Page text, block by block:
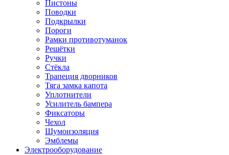
Пистоны
Поводки
Подкрылки
Пороги
Рамки противотуманок
Решётки
Ручки
Стёкла
Трапеция дворников
Тяга замка капота
Уплотнители
Усилитель бампера
Фиксаторы
Чехол
Шумоизоляция
Эмблемы
Электрооборудование